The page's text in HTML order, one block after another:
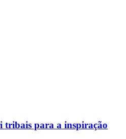
tribais para a inspiração